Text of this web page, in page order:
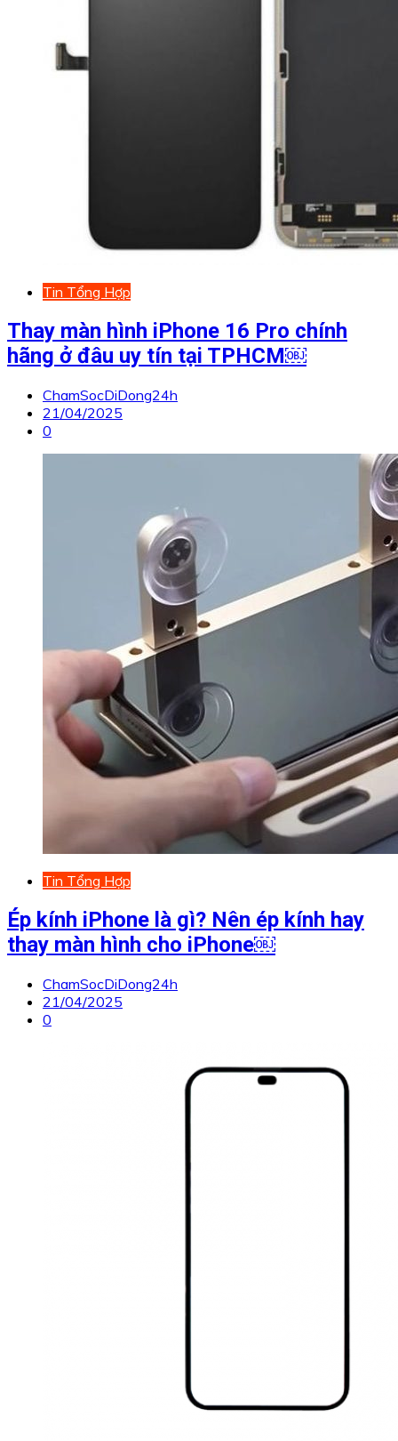
Tin Tổng Hợp
Thay màn hình iPhone 16 Pro chính
hãng ở đâu uy tín tại TPHCM￼
ChamSocDiDong24h
21/04/2025
0
Tin Tổng Hợp
Ép kính iPhone là gì? Nên ép kính hay
thay màn hình cho iPhone￼
ChamSocDiDong24h
21/04/2025
0